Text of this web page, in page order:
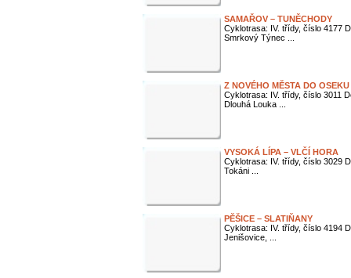
SAMAŘOV – TUNĚCHODY
Cyklotrasa: IV. třídy, číslo 4177
Smrkový Týnec ...
Z NOVÉHO MĚSTA DO OSEKU
Cyklotrasa: IV. třídy, číslo 3011
Dlouhá Louka ...
VYSOKÁ LÍPA – VLČÍ HORA
Cyklotrasa: IV. třídy, číslo 3029
Tokáni ...
PĚŠICE – SLATIŇANY
Cyklotrasa: IV. třídy, číslo 4194
Jenišovice, ...